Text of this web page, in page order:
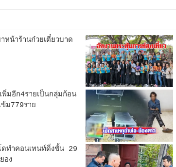
หน้าร้านก๋วยเตี๋ยวบาด
มอีก4รายเป็นกลุ่มก้อน
ข้ม779ราย
ดทำคอนเทนท์ดิ่งชั้น 29
อง